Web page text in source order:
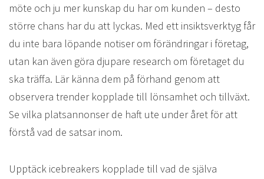
möte och ju mer kunskap du har om kunden – desto
större chans har du att lyckas. Med ett insiktsverktyg får
du inte bara löpande notiser om förändringar i företag,
utan kan även göra djupare research om företaget du
ska träffa. Lär känna dem på förhand genom att
observera trender kopplade till lönsamhet och tillväxt.
Se vilka platsannonser de haft ute under året för att
förstå vad de satsar inom.
Upptäck icebreakers kopplade till vad de själva